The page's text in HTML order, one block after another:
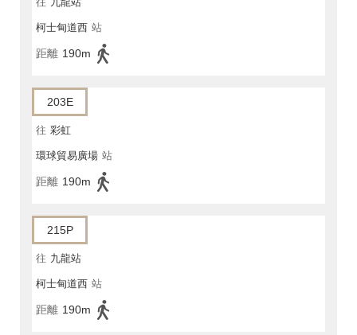
柯士甸道西 站
距離 190m
203E
往 彩虹
環球貿易廣場 站
距離 190m
215P
往 九龍站
柯士甸道西 站
距離 190m